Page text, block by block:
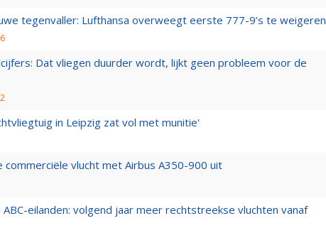
tegenvaller: Lufthansa overweegt eerste 777-9’s te weigeren
Dat vliegen duurder wordt, lijkt geen probleem voor de
in Leipzig zat vol met munitie'
vlucht met Airbus A350-900 uit
eilanden: volgend jaar meer rechtstreekse vluchten vanaf